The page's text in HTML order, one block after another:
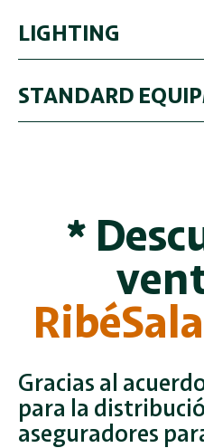
LIGHTING
STANDARD
*
Gracias al
para la
aseguradores